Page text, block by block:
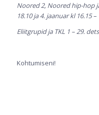
Noored 2, Noored hip-hop
18.10 ja 4. jaanuar kl 16.15 –
Eliitgrupid ja TKL 1 – 29.
Kohtumiseni!